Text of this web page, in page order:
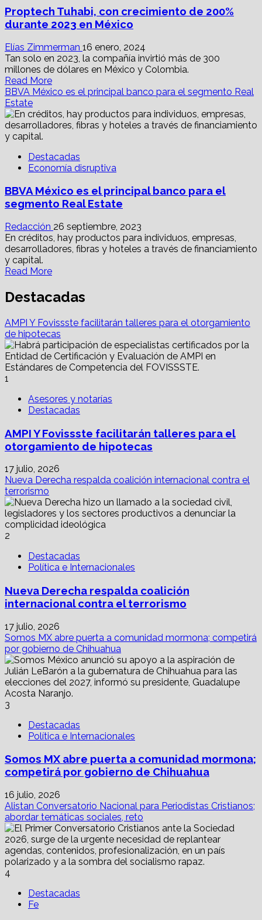
presentó
contracción
5.4%
Proptech Tuhabi, con crecimiento de 200%
durante 2023 en México
Elías Zimmerman 16 enero, 2024
Tan solo en 2023, la compañía invirtió más de 300
millones de dólares en México y Colombia.
Read MoreRead
more
Proptech
Tuhabi,
de
200%
2023
en
BBVA México es el principal banco para el segmento Real
Estate
Destacadas
Economía disruptiva
BBVA México es el principal banco para el
segmento Real Estate
Redacción 26 septiembre, 2023
En créditos, hay productos para individuos, empresas,
desarrolladores, fibras y hoteles a través de financiamiento
y capital.
Read MoreRead
about
BBVA
es
el
principal
banco
para
segmento
Real
Estate
Destacadas
AMPI Y Fovissste facilitarán talleres para el otorgamiento
de hipotecas
1
Asesores y notarías
Destacadas
AMPI Y Fovissste facilitarán talleres para el
otorgamiento de hipotecas
17 julio, 2026
Nueva Derecha respalda coalición internacional contra el
terrorismo
2
Destacadas
Política e Internacionales
Nueva Derecha respalda coalición
internacional contra el terrorismo
17 julio, 2026
Somos MX abre puerta a comunidad mormona; competirá
por gobierno de Chihuahua
3
Destacadas
Política e Internacionales
Somos MX abre puerta a comunidad mormona;
competirá por gobierno de Chihuahua
16 julio, 2026
Alistan Conversatorio Nacional para Periodistas Cristianos;
abordar temáticas sociales, reto
4
Destacadas
Fe